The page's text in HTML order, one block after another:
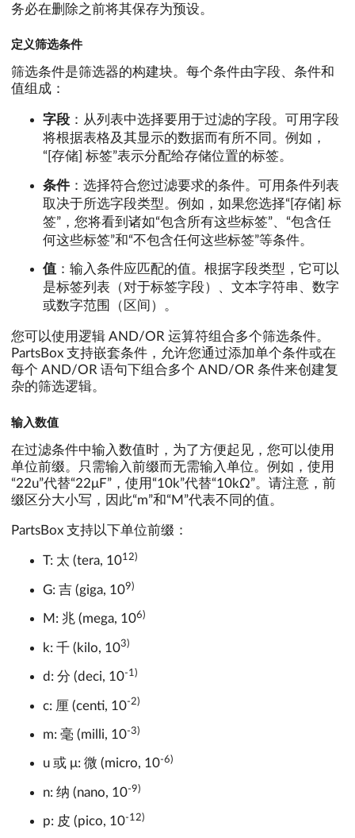
务必在删除之前将其保存为预设。
定义筛选条件
筛选条件是筛选器的构建块。每个条件由字段、条件和
值组成：
字段 ：从列表中选择要用于过滤的字段。可用字段
将根据表格及其显示的数据而有所不同。例如，
“[存储] 标签”表示分配给存储位置的标签。
条件 ：选择符合您过滤要求的条件。可用条件列表
取决于所选字段类型。例如，如果您选择“[存储] 标
签”，您将看到诸如“包含所有这些标签”、“包含任
何这些标签”和“不包含任何这些标签”等条件。
值 ：输入条件应匹配的值。根据字段类型，它可以
是标签列表（对于标签字段）、文本字符串、数字
或数字范围（区间）。
您可以使用逻辑 AND/OR 运算符组合多个筛选条件。
PartsBox 支持嵌套条件，允许您通过添加单个条件或在
每个 AND/OR 语句下组合多个 AND/OR 条件来创建复
杂的筛选逻辑。
输入数值
在过滤条件中输入数值时，为了方便起见，您可以使用
单位前缀。只需输入前缀而无需输入单位。例如，使用
“22u”代替“22μF”，使用“10k”代替“10kΩ”。请注意，前
缀区分大小写，因此“m”和“M”代表不同的值。
PartsBox 支持以下单位前缀：
T: 太 (tera, 1012)
G: 吉 (giga, 109)
M: 兆 (mega, 106)
k: 千 (kilo, 103)
d: 分 (deci, 10-1)
c: 厘 (centi, 10-2)
m: 毫 (milli, 10-3)
u 或 μ: 微 (micro, 10-6)
n: 纳 (nano, 10-9)
p: 皮 (pico, 10-12)